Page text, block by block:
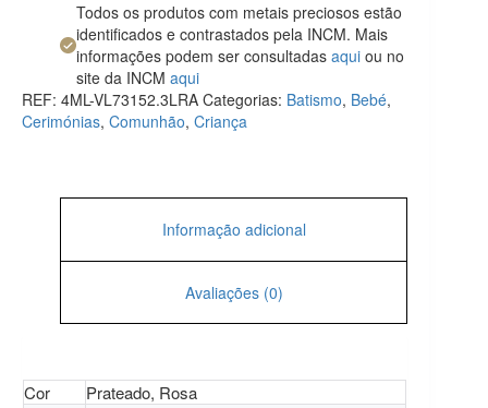
Todos os produtos com metais preciosos estão
identificados e contrastados pela INCM. Mais
informações podem ser consultadas aqui ou no
site da INCM aqui
REF: 4ML-VL73152.3LRA Categorias: Batismo, Bebé,
Cerimónias, Comunhão, Criança
Informação adicional
Avaliações (0)
Cor
Prateado, Rosa